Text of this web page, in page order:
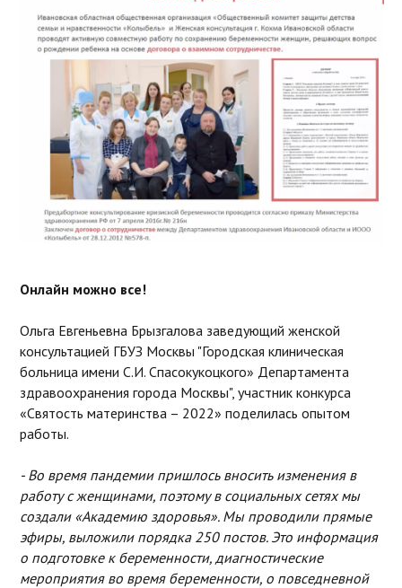
Онлайн можно все!
Ольга Евгеньевна Брызгалова заведующий женской
консультацией ГБУЗ Москвы "Городская клиническая
больница имени С.И. Спасокукоцкого» Департамента
здравоохранения города Москвы", участник конкурса
«Святость материнства – 2022» поделилась опытом
работы.
- Во время пандемии пришлось вносить изменения в
работу с женщинами, поэтому в социальных сетях мы
создали «Академию здоровья». Мы проводили прямые
эфиры, выложили порядка 250 постов. Это информация
о подготовке к беременности, диагностические
мероприятия во время беременности, о повседневной